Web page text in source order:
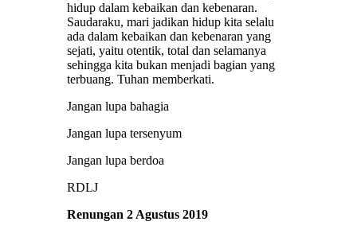
hidup dalam kebaikan dan kebenaran.
Saudaraku, mari jadikan hidup kita selalu
ada dalam kebaikan dan kebenaran yang
sejati, yaitu otentik, total dan selamanya
sehingga kita bukan menjadi bagian yang
terbuang. Tuhan memberkati.
Jangan lupa bahagia
Jangan lupa tersenyum
Jangan lupa berdoa
RDLJ
Renungan 2 Agustus 2019